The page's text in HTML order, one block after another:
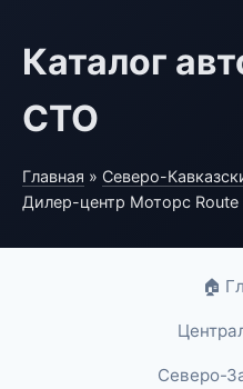
Каталог
СТО
Главная » Северо-
Дилер-центр Моторс Route
🏠
Северо-